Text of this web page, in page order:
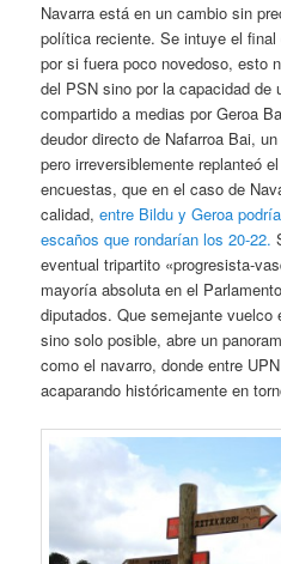
Navarra está en un cambio sin
política reciente. Se intuye el
por si fuera poco novedoso, esto
del PSN sino por la capacidad de
compartido a medias por Geroa
deudor directo de Nafarroa Bai,
pero irreversiblemente replanteó
encuestas, que en el caso de
calidad,entre Bildu y Geroa
escaños que rondarían los 20-22.
eventual tripartito «progresista-
mayoría absoluta en el
diputados. Que semejante vuelco
sino solo posible, abre un
como el navarro, donde entre
acaparando históricamente en